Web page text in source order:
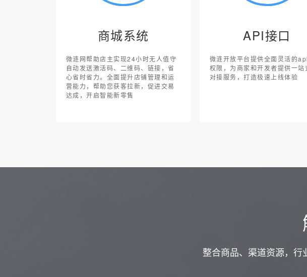
商城系统
微涟网帮助店主实现24小时无人值守
自动发送激活码、二维码、链接，省
心省时省力。全面提升店铺管理和运
营能力，帮助您获客拉新，促进交易
达成，开启智能新零售
API接口
微涟开放平台提供全面灵活的
权限，为商家和开发者提供一站
对接服务，打造极速上线体验
整合商品、渠道资源，